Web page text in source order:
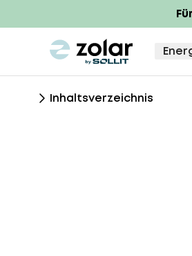
zolar logo
Inhaltsverzeichnis